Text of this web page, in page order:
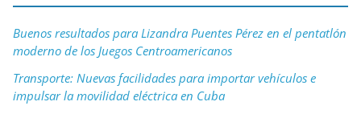
Buenos resultados para Lizandra Puentes Pérez en el pentatlón
moderno de los Juegos Centroamericanos
Transporte: Nuevas facilidades para importar vehículos e
impulsar la movilidad eléctrica en Cuba